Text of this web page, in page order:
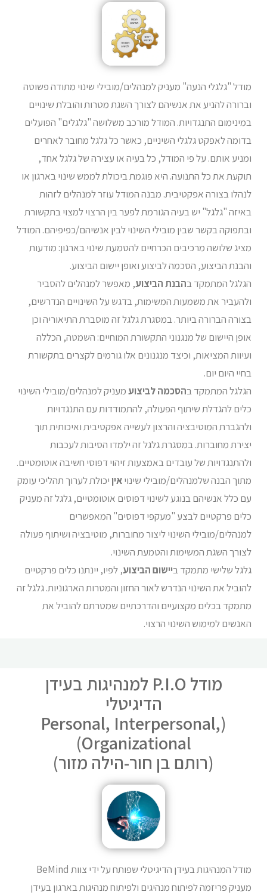
מודל "גלגלי הנעה" מעניק למנהלים/מובילי שינוי מתודה פשוטה
וברורה להניע את אנשיהם לצורך השגת מטרות והובלת שינויים
במינימום התנגדויות. המודל מורכב משלושה "גלגלים" הפועלים
בדומה לאפקט גלגלי השיניים, כאשר כל גלגל מחובר לאחרים
ומניע אותם. על פי המודל, כל בעיה או עצירה של גלגל אחד,
תוקעת את כל התנועה. היא פוגמת ביכולת לממש שינוי בארגון או
לנהלו בצורה אפקטיבית. מבנה המודל עוזר למנהלים לזהות
באיזה "גלגל" יש בעיה הגורמת לפער בין הרצוי למצוי בתקשורת
ובתפוקה בקשר שבין מובילי השינוי לבין אנשיהם/כפיפיהם. המודל
מציג שלושה מרכיבים הכרחיים להטמעת שינוי בארגון: מודעות
והבנת הביצוע, הסכמה לביצוע ואופן יישום הביצוע.
הגלגל המתמקד בהבנת הביצוע, מאפשר למנהלים להסביר
ולהעביר את משמעות המשימות, בדגש על השינויים הנדרשים,
בצורה הברורה ביותר. במסגרת גלגל זה מוסברת התיאוריה וכן
אופן היישום של מנגנוני התקשורת המוחיים: השמטה, הכללה
ועיוות המציאות, וכיצד מנגנונים אלו גורמים לקצרים בתקשורת
בחיי היום יום.
הגלגל המתמקד בהסכמה לביצועמעניק למנהלים/מובילי השינוי
כלים להגדלת שיתוף הפעולה, להתמודדות עם התנגדויות
ולהגברת המוטיבציה והרצון לעשייה אפקטיבית ואיכותית תוך
יצירת מחוברות. במסגרת גלגל זה ילמדו הסיבות לעכבות
ולהתנגדויות של עובדים באמצעות זיהוי דפוסי חשיבה אוטומטיים.
מתוך הבנה שלמנהלים/מובילי שינויאין יכולת לערוך תהליכי עומק
עם כלל אנשיהם בנוגע לשינוי דפוסים אוטומטיים, גלגל זה מעניק
כלים פרקטיים לבצע "מעקפי דפוסים" המאפשרים
למנהלים/מובילי השינוי ליצור מחוברות, מוטיבציה ושיתוף פעולה
לצורך השגת המשימות והטמעת השינוי.
גלגל שלישי מתמקד ביישום הביצוע, לפיו, יינתנו כלים פרקטיים
להוביל את השינוי הנדרש לאור החזון והמטרות הארגוניות. גלגל זה
מתמקד בכלים מקצועיים והדרכתיים שמטרתם להוביל את
האנשים למימוש השינוי הרצוי.
מודל P.I.O למנהיגות בעידן
הדיגיטלי
(Personal, Interpersonal,
Organizational)
(רותם בן חור-הילה מזור)
מודל המנהיגות בעידן הדיגיטלי שפותח על ידי צוות BeMind
מעניק פריזמה לפיתוח מנהיגים ולפיתוח מנהיגות בארגון בעידן